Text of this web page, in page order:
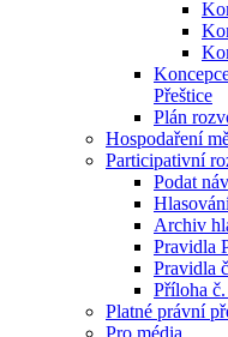
Přeštice
Plán
Hospodaření
Participativní
Podat
Archiv
Pravidla
Pravidla
Příloha
Platné právní
Pro média